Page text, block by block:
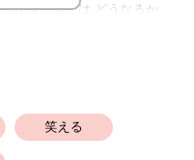
インニャーは どうなるか
笑える